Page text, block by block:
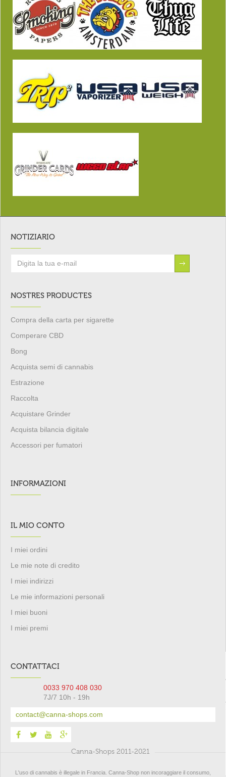
NOTIZIARIO
NOSTRES PRODUCTES
Compra della carta per sigarette
Comperare CBD
Bong
Acquista semi di cannabis
Estrazione
Raccolta
Acquistare Grinder
Acquista bilancia digitale
Accessori per fumatori
INFORMAZIONI
IL MIO CONTO
I miei ordini
Le mie note di credito
I miei indirizzi
Le mie informazioni personali
I miei buoni
I miei premi
CONTATTACI
0033 970 408 030
7J/7 10h - 19h
contact@canna-shops.com
Canna-Shops 2011-2021
L'uso di cannabis è illegale in Francia. Canna-Shop non incoraggiare il consumo,